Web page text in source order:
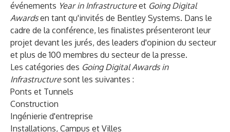
événements Year in Infrastructureet Going Digital
Awardsen tant qu'invités de Bentley Systems. Dans le
cadre de la conférence, les finalistes présenteront leur
projet devant les jurés, des leaders d'opinion du secteur
et plus de 100 membres du secteur de la presse.
Les catégories des Going Digital Awards in
Infrastructuresont les suivantes :
Ponts et Tunnels
Construction
Ingénierie d'entreprise
Installations, Campus et Villes